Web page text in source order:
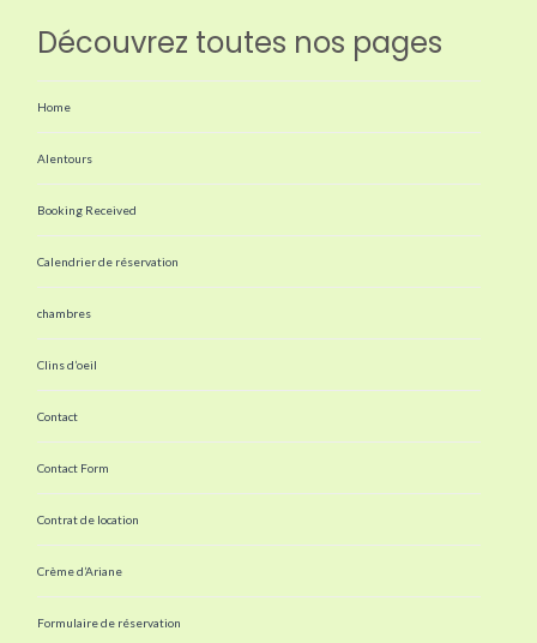
Découvrez toutes nos pages
Home
Alentours
Booking Received
Calendrier de réservation
chambres
Clins d’oeil
Contact
Contact Form
Contrat de location
Crème d’Ariane
Formulaire de réservation